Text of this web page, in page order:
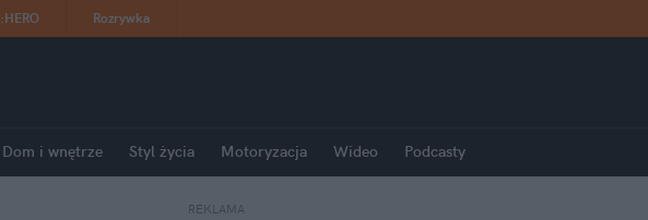
:HERO Rozrywka
Dom i wnętrze Styl życia Motoryzacja Wideo Podcasty
REKLAMA